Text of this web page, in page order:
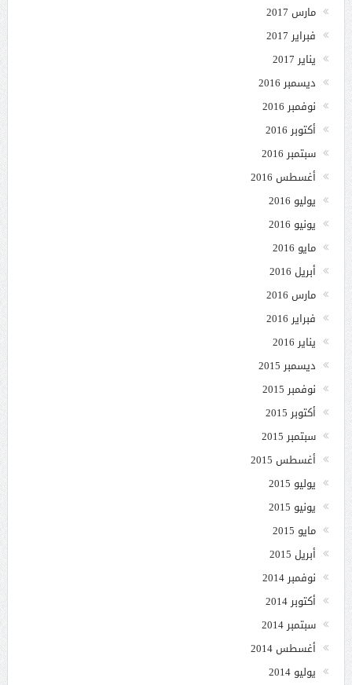
مارس 2017
فبراير 2017
يناير 2017
ديسمبر 2016
نوفمبر 2016
أكتوبر 2016
سبتمبر 2016
أغسطس 2016
يوليو 2016
يونيو 2016
مايو 2016
أبريل 2016
مارس 2016
فبراير 2016
يناير 2016
ديسمبر 2015
نوفمبر 2015
أكتوبر 2015
سبتمبر 2015
أغسطس 2015
يوليو 2015
يونيو 2015
مايو 2015
أبريل 2015
نوفمبر 2014
أكتوبر 2014
سبتمبر 2014
أغسطس 2014
يوليو 2014